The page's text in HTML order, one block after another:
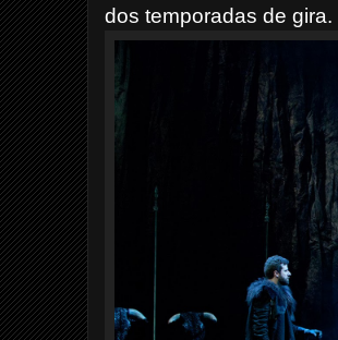
dos temporadas de gira.